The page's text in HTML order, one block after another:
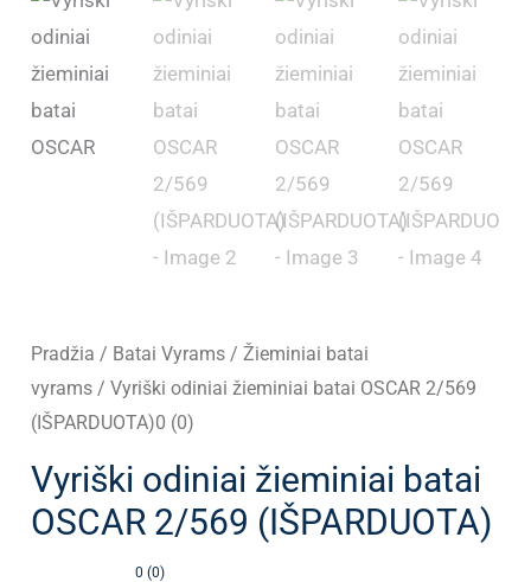
Pradžia / Batai Vyrams /Žieminiai batai
vyrams / Vyriški odiniai žieminiai batai OSCAR 2/569
(IŠPARDUOTA)0 (0)
Vyriški odiniai žieminiai batai
OSCAR 2/569 (IŠPARDUOTA)
0 (0)